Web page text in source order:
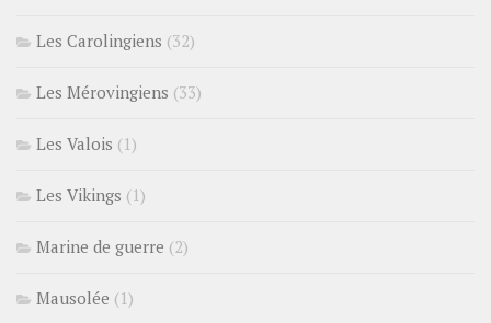
Les Carolingiens (32)
Les Mérovingiens (33)
Les Valois (1)
Les Vikings (1)
Marine de guerre (2)
Mausolée (1)